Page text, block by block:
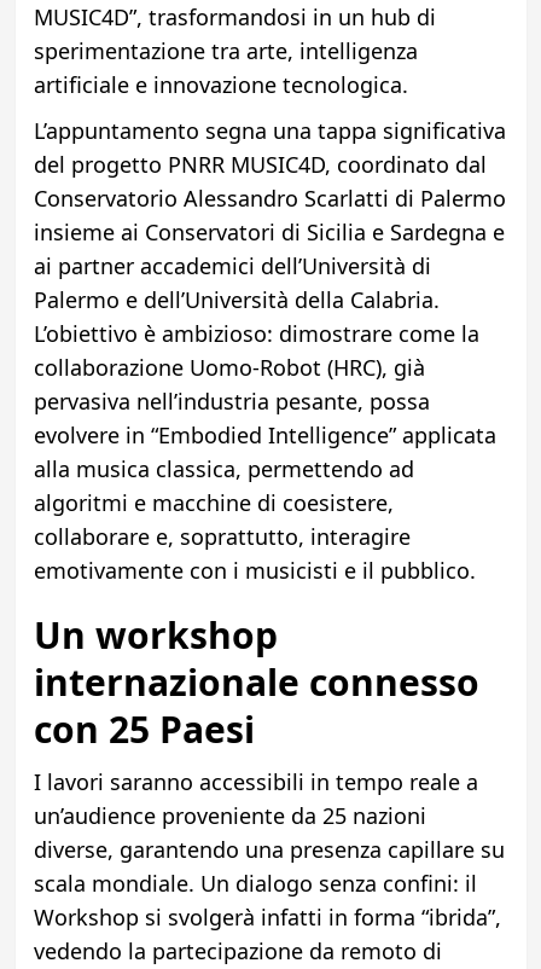
MUSIC4D”, trasformandosi in un hub di
sperimentazione tra arte, intelligenza
artificiale e innovazione tecnologica.
L’appuntamento segna una tappa significativa
del progetto PNRR MUSIC4D, coordinato dal
Conservatorio Alessandro Scarlatti di Palermo
insieme ai Conservatori di Sicilia e Sardegna e
ai partner accademici dell’Università di
Palermo e dell’Università della Calabria.
L’obiettivo è ambizioso: dimostrare come la
collaborazione Uomo-Robot (HRC), già
pervasiva nell’industria pesante, possa
evolvere in “Embodied Intelligence” applicata
alla musica classica, permettendo ad
algoritmi e macchine di coesistere,
collaborare e, soprattutto, interagire
emotivamente con i musicisti e il pubblico.
Un workshop
internazionale connesso
con 25 Paesi
I lavori saranno accessibili in tempo reale a
un’audience proveniente da 25 nazioni
diverse, garantendo una presenza capillare su
scala mondiale. Un dialogo senza confini: il
Workshop si svolgerà infatti in forma “ibrida”,
vedendo la partecipazione da remoto di